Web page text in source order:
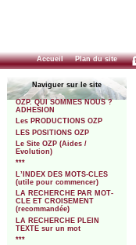
Accueil Plan du site
Naviguer sur le site
OZP. QUI SOMMES NOUS ?
ADHESION
Les PRODUCTIONS OZP
LES POSITIONS OZP
Le Site OZP (Aides /
Evolution)
***
L’INDEX DES MOTS-CLES
(utile pour commencer)
LA RECHERCHE PAR MOT-
CLE ET CROISEMENT
(recommandée)
LA RECHERCHE PLEIN
TEXTE sur un mot
***